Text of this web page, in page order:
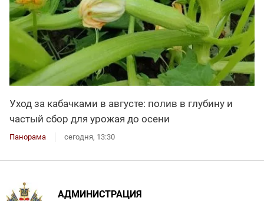
Уход за кабачками в августе: полив в глубину и
частый сбор для урожая до осени
Панорама сегодня, 13:30
АДМИНИСТРАЦИЯ